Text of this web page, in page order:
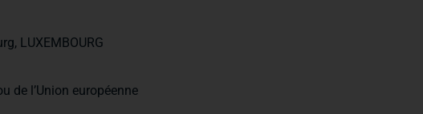
LUXEMBOURG
de l’Union européenne